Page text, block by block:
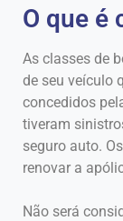
O que é
As classes de
de seu veículo
concedidos
tiveram
seguro auto.
renovar a
Não será